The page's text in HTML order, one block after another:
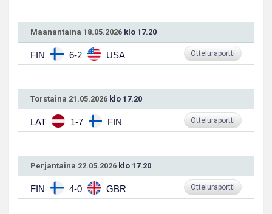
Maanantaina 18.05.2026 klo 17.20
FIN 6-2 USA Otteluraportti
Torstaina 21.05.2026 klo 17.20
LAT 1-7 FIN Otteluraportti
Perjantaina 22.05.2026 klo 17.20
FIN 4-0 GBR Otteluraportti